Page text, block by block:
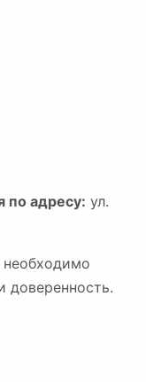
по адресу: ул.
необходимо
доверенность.